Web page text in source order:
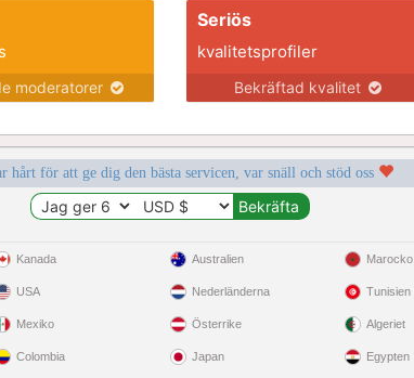
moderatorer
Seriös
kvalitetsprofiler
Bekräftad kvalitet
hårt för att ge dig den bästa servicen, var snäll och stöd oss
Kanada
USA
Mexiko
Colombia
Australien
Nederländerna
Österrike
Japan
Marocko
Tunisien
Algeriet
Egypten